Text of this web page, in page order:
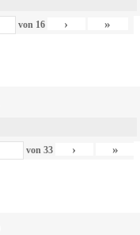
von 16 › »
von 33 › »